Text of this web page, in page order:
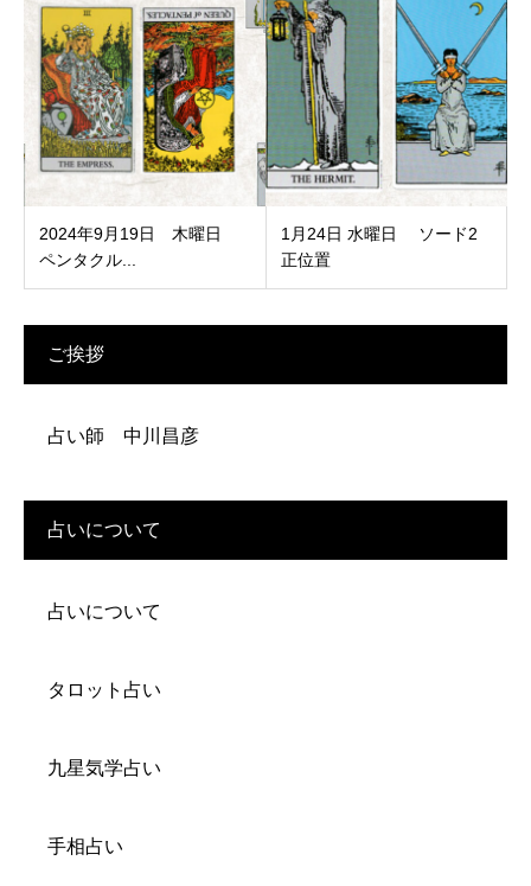
2024年9月19日 木曜日
ペンタクル...
1月24日 水曜日 ソード2
正位置
ご挨拶
占い師 中川昌彦
占いについて
占いについて
タロット占い
九星気学占い
手相占い